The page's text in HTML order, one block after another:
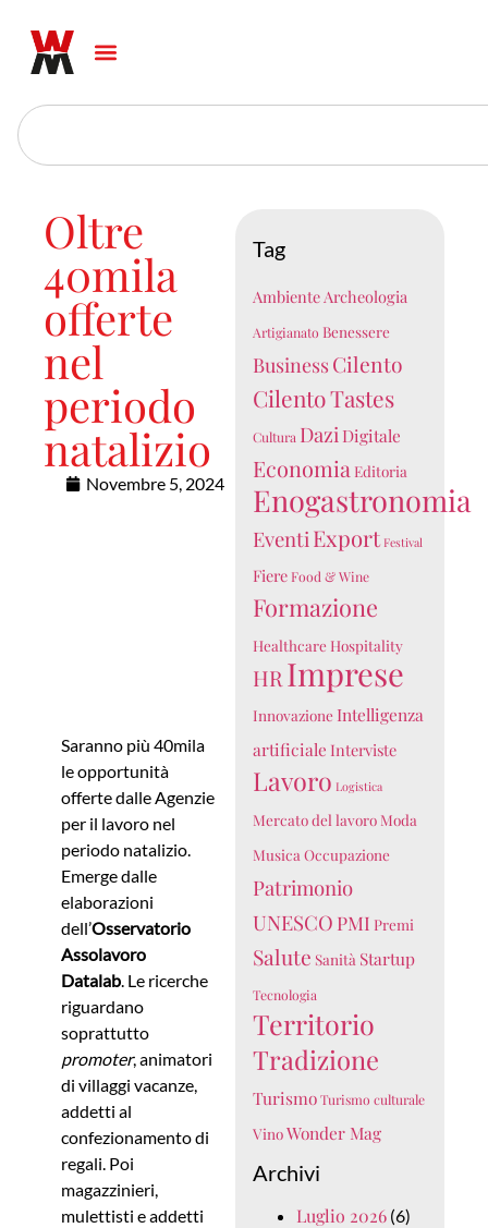
Oltre
40mila
offerte
nel
periodo
natalizio
Novembre 5, 2024
Saranno più 40mila
le opportunità
offerte dalle Agenzie
per il lavoro nel
periodo natalizio.
Emerge dalle
elaborazioni
dell’Osservatorio
Assolavoro
Datalab. Le ricerche
riguardano
soprattutto
promoter, animatori
di villaggi vacanze,
addetti al
confezionamento di
regali. Poi
magazzinieri,
mulettisti e addetti
Tag
AmbienteArcheologia
Artigianato Benessere
BusinessCilento
Cilento Tastes
Cultura Dazi Digitale
Economia Editoria
Enogastronomia
EventiExport Festival
Fiere Food & Wine
Formazione
HealthcareHospitality
HR Imprese
Innovazione Intelligenza
artificiale Interviste
Lavoro Logistica
Mercato del lavoroModa
Musica Occupazione
Patrimonio
UNESCO PMI Premi
Salute Sanità Startup
Tecnologia
Territorio
Tradizione
Turismo Turismo culturale
VinoWonder Mag
Archivi
Luglio 2026(6)